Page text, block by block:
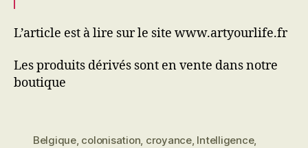
L’article est à lire sur le site www.artyourlife.fr
Les produits dérivés sont en vente dans notre
boutique
Belgique, colonisation, croyance, Intelligence,